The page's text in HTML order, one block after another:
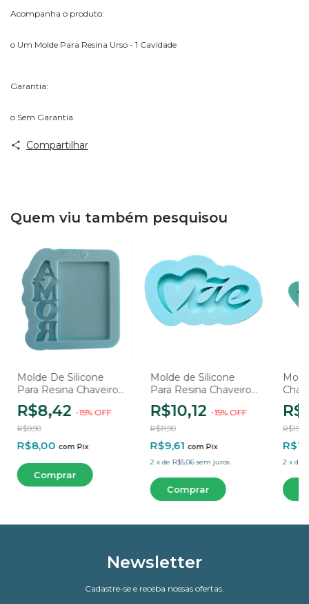
Acompanha o produto:
o Um Molde Para Resina Urso - 1 Cavidade
Garantia:
o Sem Garantia
Compartilhar
Quem viu também pesquisou
Molde De Silicone
Para Resina Chaveiro
Amor Afetivo - 1
Cavidade
R$8,42 -15% OFF
R$9,90
R$8,00 com Pix
Molde de Silicone
Para Resina Chaveiro
Mãe Modelo 2 - 1
Cavidade
R$10,12 -15% OFF
R$11,90
R$9,61 com Pix
2 xde R$5,06 sem juros
R$15,90
2 x de
Newsletter
Cadastre-se e receba nossas ofertas.